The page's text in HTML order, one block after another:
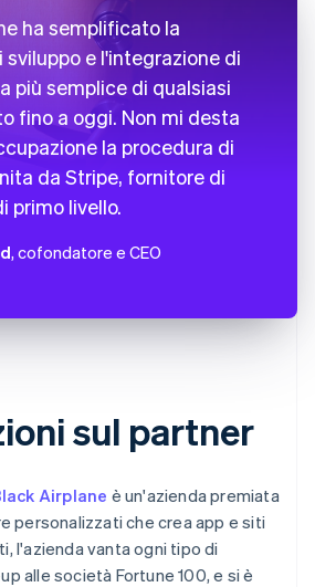
ha semplificato la
sviluppo e l'integrazione di
più semplice di qualsiasi
fino a oggi. Non mi desta
la procedura di
da Stripe, fornitore di
primo livello.
, cofondatore e CEO
sul partner
Airplane è un'azienda premiata
personalizzati che crea app e siti
l'azienda vanta ogni tipo di
alle società Fortune 100, e si è